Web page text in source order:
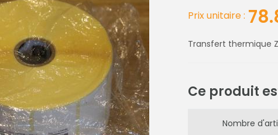
Prix unitaire :
Transfert thermique
Ce produit
Nombre